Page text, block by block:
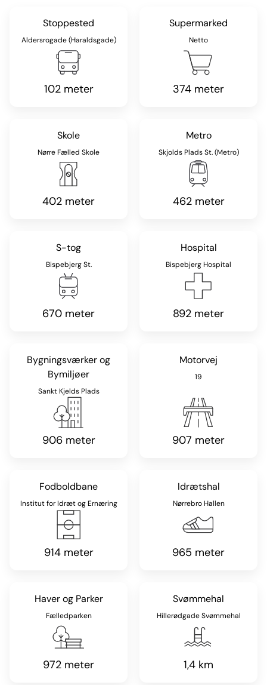
Stoppested
Aldersrogade (Haraldsgade)
102 meter
Supermarked
Netto
374 meter
Skole
Nørre Fælled Skole
402 meter
Metro
Skjolds Plads St. (Metro)
462 meter
S-tog
Bispebjerg St.
670 meter
Hospital
Bispebjerg Hospital
892 meter
Bygningsværker og
Bymiljøer
Sankt Kjelds Plads
906 meter
Motorvej
19
907 meter
Fodboldbane
Institut for Idræt og Ernæring
914 meter
Idrætshal
Nørrebro Hallen
965 meter
Haver og Parker
Fælledparken
972 meter
Svømmehal
Hillerødgade Svømmehal
1,4 km